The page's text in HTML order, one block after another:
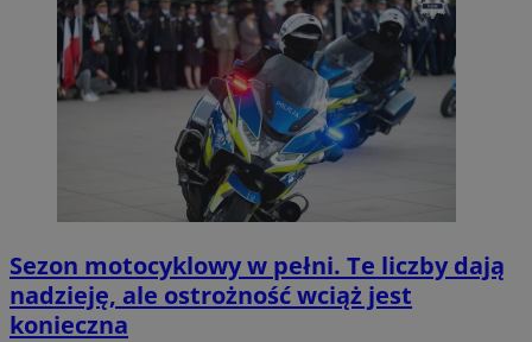
Sezon motocyklowy w pełni. Te liczby dają
nadzieję, ale ostrożność wciąż jest
konieczna